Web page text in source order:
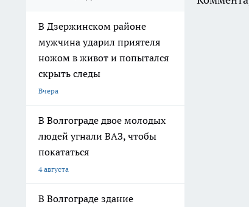
В Дзержинском районе
мужчина ударил приятеля
ножом в живот и попытался
скрыть следы
Вчера
В Волгограде двое молодых
людей угнали ВАЗ, чтобы
покататься
4 августа
В Волгограде здание